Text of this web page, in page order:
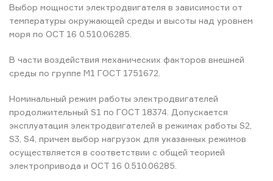
Выбор мощности электродвигателя в зависимости от
температуры окружающей среды и высоты над уровнем
моря по ОСТ 16 0.510.06285.
В части воздействия механических факторов внешней
среды по группе М1 ГОСТ 1751672.
Номинальный режим работы электродвигателей
продолжительный S1 по ГОСТ 18374. Допускается
эксплуатация электродвигателей в режимах работы S2,
S3, S4, причем выбор нагрузок для указанных режимов
осуществляется в соответствии с общей теорией
электропривода и ОСТ 16 0.510.06285.